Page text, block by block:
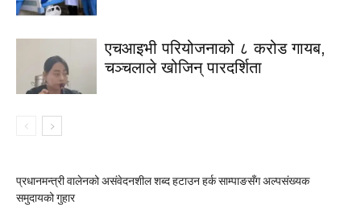
एचआइभी परियोजनाको ८ करोड गायब,
चञ्चलाले खोजिन् पारदर्शिता
प्रधानमन्त्री वालेनको असंवेदनशील शब्द हटाउन हर्क साम्पाङसँग अल्पसंख्यक
समुदायको गुहार